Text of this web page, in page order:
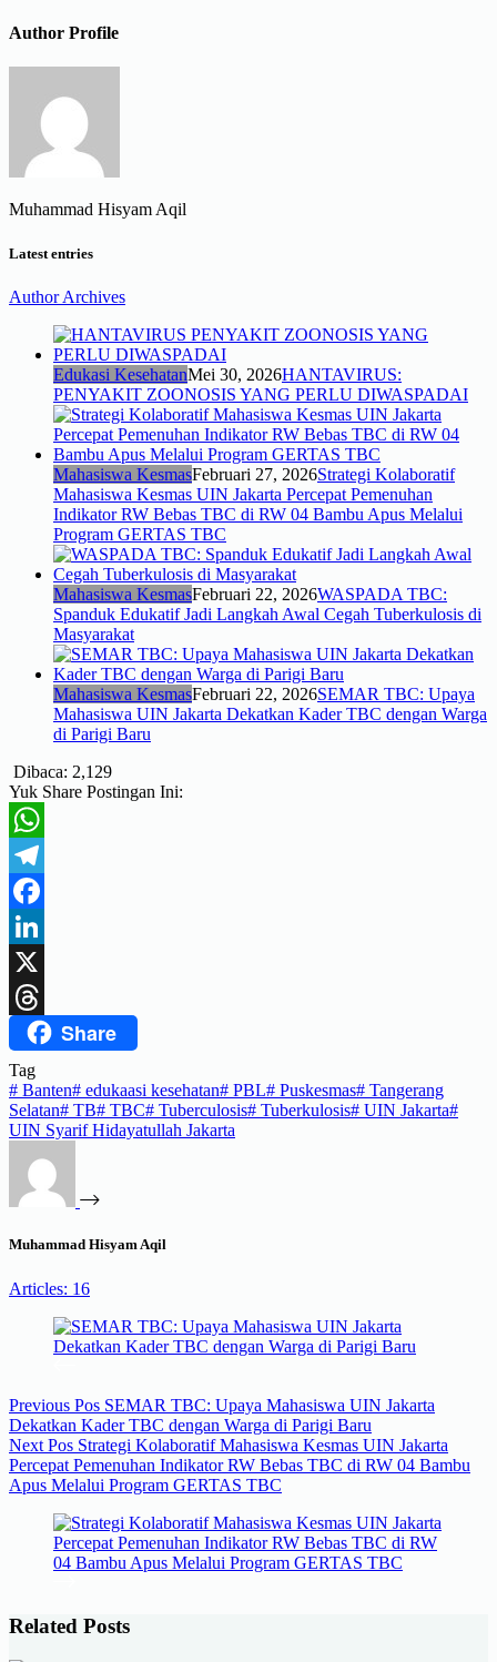
Author Profile
Muhammad Hisyam Aqil
Latest entries
Author Archives
Edukasi KesehatanMei 30, 2026HANTAVIRUS:
PENYAKIT ZOONOSIS YANG PERLU DIWASPADAI
Mahasiswa KesmasFebruari 27, 2026Strategi Kolaboratif
Mahasiswa Kesmas UIN Jakarta Percepat Pemenuhan
Indikator RW Bebas TBC di RW 04 Bambu Apus Melalui
Program GERTAS TBC
Mahasiswa KesmasFebruari 22, 2026WASPADA TBC:
Spanduk Edukatif Jadi Langkah Awal Cegah Tuberkulosis di
Masyarakat
Mahasiswa KesmasFebruari 22, 2026SEMAR TBC: Upaya
Mahasiswa UIN Jakarta Dekatkan Kader TBC dengan Warga
di Parigi Baru
Dibaca: 2,129
Yuk Share Postingan Ini:
WhatsApp
Telegram
Facebook
LinkedIn
X
ThreadsShare
Tag
# Banten# edukaasi kesehatan# PBL# Puskesmas# Tangerang
Selatan# TB# TBC# Tuberculosis# Tuberkulosis# UIN Jakarta#
UIN Syarif Hidayatullah Jakarta
Muhammad Hisyam Aqil
Articles: 16
Previous Pos SEMAR TBC: Upaya Mahasiswa UIN Jakarta
Dekatkan Kader TBC dengan Warga di Parigi Baru
Next Pos Strategi Kolaboratif Mahasiswa Kesmas UIN Jakarta
Percepat Pemenuhan Indikator RW Bebas TBC di RW 04 Bambu
Apus Melalui Program GERTAS TBC
Related Posts